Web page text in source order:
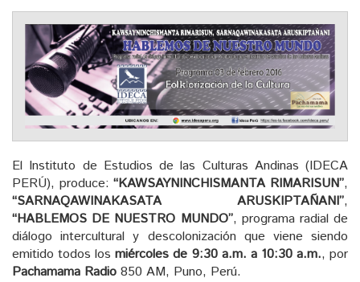
El Instituto de Estudios de las Culturas Andinas (IDECA
PERÚ), produce:“KAWSAYNINCHISMANTA RIMARISUN”,
“SARNAQAWINAKASATA ARUSKIPTAÑANI”,
“HABLEMOS DE NUESTRO MUNDO”, programa radial de
diálogo intercultural y descolonización que viene siendo
emitido todos losmiércoles de 9:30 a.m. a 10:30 a.m., por
Pachamama Radio 850 AM, Puno, Perú.